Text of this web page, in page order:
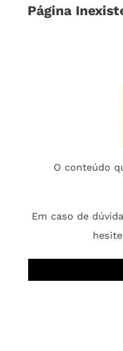
Página
O conteúdo
Em caso de